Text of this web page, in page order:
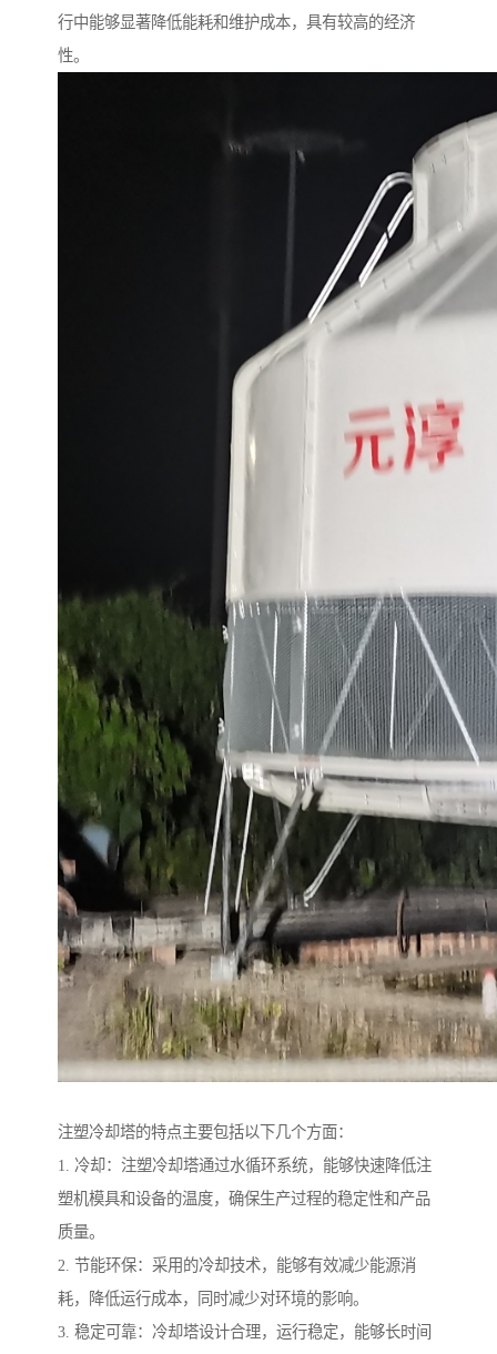
行中能够显著降低能耗和维护成本，具有较高的经济
性。
注塑冷却塔的特点主要包括以下几个方面：
1. 冷却：注塑冷却塔通过水循环系统，能够快速降低注
塑机模具和设备的温度，确保生产过程的稳定性和产品
质量。
2. 节能环保：采用的冷却技术，能够有效减少能源消
耗，降低运行成本，同时减少对环境的影响。
3. 稳定可靠：冷却塔设计合理，运行稳定，能够长时间